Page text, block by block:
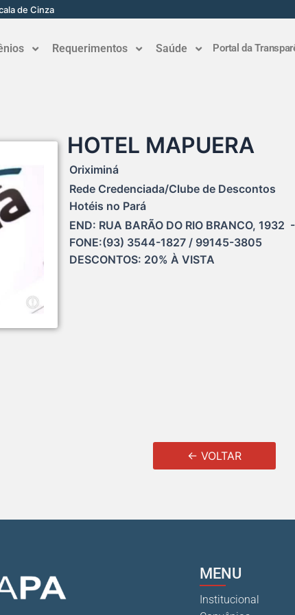
de Cinza
Requerimentos Saúde Portal da
HOTEL MAPUERA
Oriximiná
Rede Credenciada/Clube de Descontos
Hotéis no Pará
END: RUA BARÃO DO RIO BRANCO, 1932
FONE:(93) 3544-1827 / 99145-3805
DESCONTOS: 20% À VISTA
← VOLTAR
MENU
Institucional